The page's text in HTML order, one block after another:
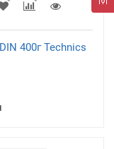
400г Technics